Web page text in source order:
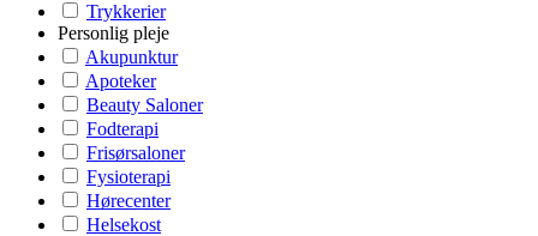
Trykkerier
Personlig pleje
Akupunktur
Apoteker
Beauty Saloner
Fodterapi
Frisørsaloner
Fysioterapi
Hørecenter
Helsekost